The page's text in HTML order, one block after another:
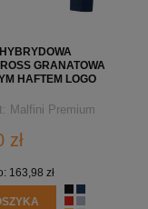
GRANATOWA
HAFTEM LOGO
Malfini Premium
zł
163,98 zł